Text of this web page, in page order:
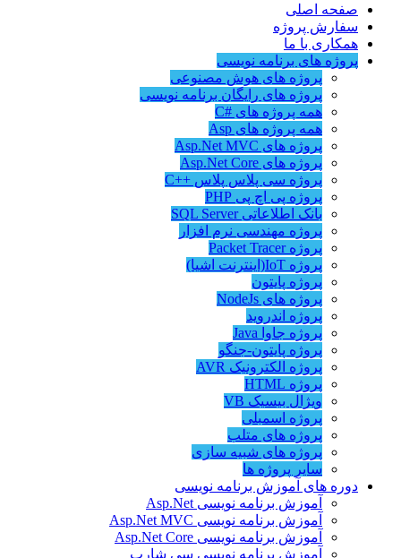
صفحه اصلی
سفارش پروژه
همکاری با ما
پروژه های برنامه نویسی
پروژه های هوش مصنوعی
پروژه های رایگان برنامه نویسی
همه پروژه های #C
همه پروژه های Asp
پروژه های Asp.Net MVC
پروژه های Asp.Net Core
پروژه سی پلاس پلاس ++C
پروژه پی اچ پی PHP
بانک اطلاعاتی SQL Server
پروژه مهندسی نرم افزار
پروژه Packet Tracer
پروژه IoT(اینترنت اشیا)
پروژه پایتون
پروژه های NodeJs
پروژه اندروید
پروژه جاوا Java
پروژه پایتون-جنگو
پروژه الکترونیک AVR
پروژه HTML
ویژال بیسیک VB
پروژه اسمبلی
پروژه های متلب
پروژه های شبیه سازی
سایر پروژه ها
دوره های آموزش برنامه نویسی
آموزش برنامه نویسی Asp.Net
آموزش برنامه نویسی Asp.Net MVC
آموزش برنامه نویسی Asp.Net Core
آموزش برنامه نویسی سی شارپ